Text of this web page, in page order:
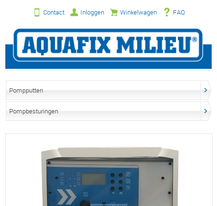
Contact Inloggen Winkelwagen FAQ
Pompputten
Pompbesturingen